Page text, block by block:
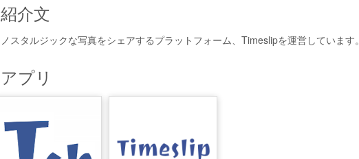
紹介文
ノスタルジックな写真をシェアするプラットフォーム、Timeslipを運営しています。
アプリ